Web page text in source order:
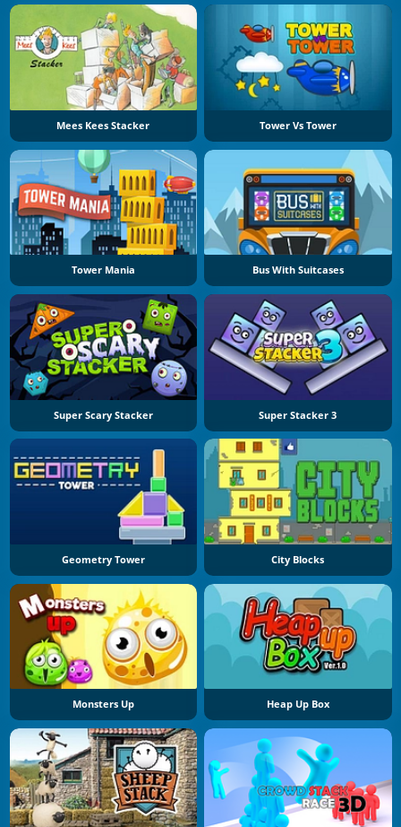
Mees Kees Stacker Tower Vs Tower
Tower Mania Bus With Suitcases
Super Scary Stacker Super Stacker 3
Geometry Tower City Blocks
Monsters Up Heap Up Box